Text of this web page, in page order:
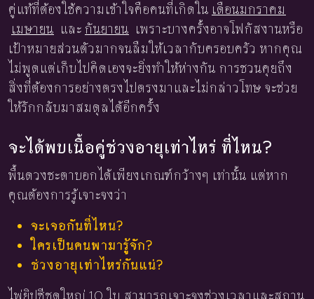
คู่แท้ที่ต้องใช้ความเข้าใจคือคนที่เกิดใน เดือนมกราคม
เมษายน และ กันยายน เพราะบางครั้งอาจโฟกัสงานหรือ
เป้าหมายส่วนตัวมากจนลืมให้เวลากับครอบครัว หากคุณ
ไม่พูดแต่เก็บไปคิดเองจะยิ่งทำให้ห่างกัน การชวนคุยถึง
สิ่งที่ต้องการอย่างตรงไปตรงมาและไม่กล่าวโทษ จะช่วย
ให้รักกลับมาสมดุลได้อีกครั้ง
จะได้พบเนื้อคู่ช่วงอายุเท่าไหร่ ที่ไหน?
พื้นดวงชะตาบอกได้เพียงเกณฑ์กว้างๆ เท่านั้น แต่หาก
คุณต้องการรู้เจาะจงว่า
จะเจอกันที่ไหน?
ใครเป็นคนพามารู้จัก?
ช่วงอายุเท่าไหร่กันแน่?